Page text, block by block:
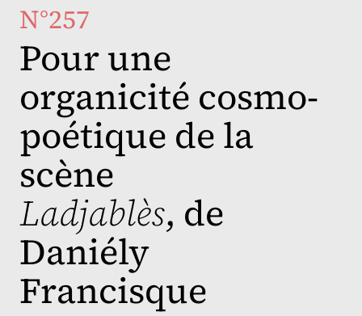
N°257
Pour une
organicité cosmo-
poétique de la
scène
Ladjablès, de
Daniély
Francisque